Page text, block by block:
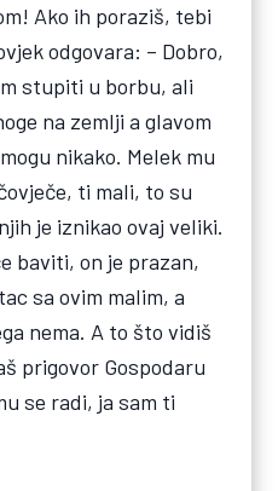
Ako ih poraziš, tebi
odgovara: – Dobro,
stupiti u borbu, ali
na zemlji a glavom
nikako. Melek mu
ti mali, to su
je iznikao ovaj veliki.
baviti, on je prazan,
sa ovim malim, a
nema. A to što vidiš
prigovor Gospodaru
se radi, ja sam ti